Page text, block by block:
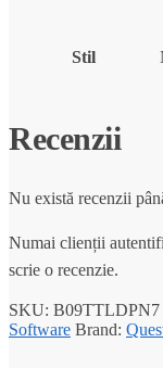
Stil
Recenzii
Nu există recenzii
Numai clienții
scrie o recenzie.
SKU: B09TTLDPN7
Software Brand: